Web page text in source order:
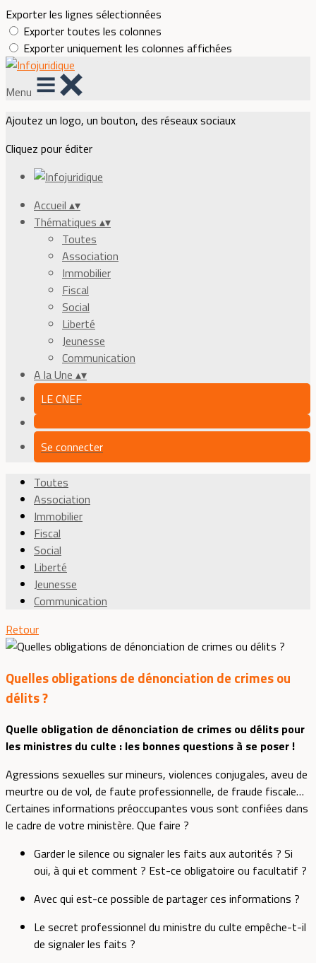
Exporter les lignes sélectionnées
Exporter toutes les colonnes
Exporter uniquement les colonnes affichées
Menu
Ajoutez un logo, un bouton, des réseaux sociaux
Cliquez pour éditer
Accueil ▴▾
Thématiques ▴▾
Toutes
Association
Immobilier
Fiscal
Social
Liberté
Jeunesse
Communication
A la Une ▴▾
LE CNEF
Se connecter
Toutes
Association
Immobilier
Fiscal
Social
Liberté
Jeunesse
Communication
Retour
Quelles obligations de dénonciation de crimes ou
délits ?
Quelle obligation de dénonciation de crimes ou délits pour
les ministres du culte : les bonnes questions à se poser !
Agressions sexuelles sur mineurs, violences conjugales, aveu de
meurtre ou de vol, de faute professionnelle, de fraude fiscale…
Certaines informations préoccupantes vous sont confiées dans
le cadre de votre ministère. Que faire ?
Garder le silence ou signaler les faits aux autorités ? Si
oui, à qui et comment ? Est-ce obligatoire ou facultatif ?
Avec qui est-ce possible de partager ces informations ?
Le secret professionnel du ministre du culte empêche-t-il
de signaler les faits ?